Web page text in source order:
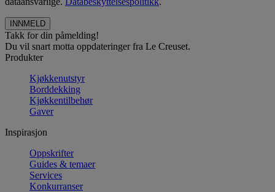
Takk for din påmelding!
Du vil snart motta oppdateringer fra Le Creuset.
Produkter
Kjøkkenutstyr
Borddekking
Kjøkkentilbehør
Gaver
Inspirasjon
Oppskrifter
Guides & temaer
Services
Konkurranser